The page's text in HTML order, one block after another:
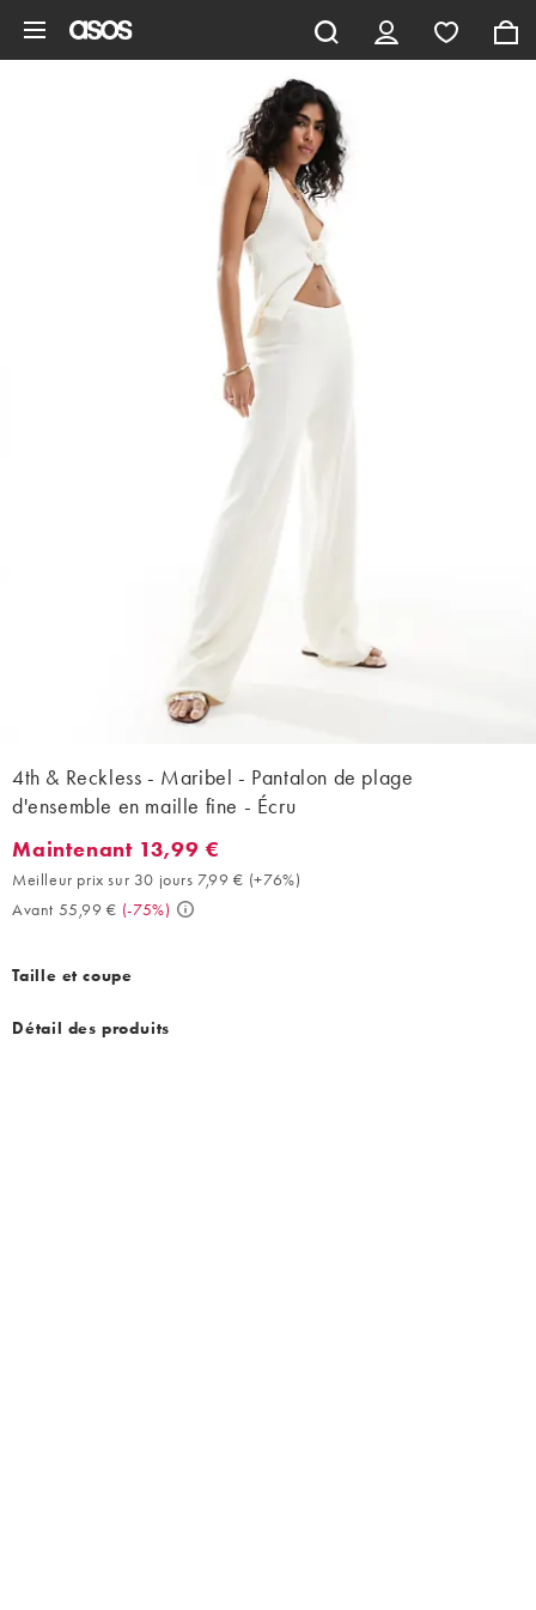
4th & Reckless - Maribel - Pantalon de plage
d'ensemble en maille fine - Écru
Maintenant 13,99 €. Meilleur prix sur 30 jours 7,99 € (+76%).
Maintenant 13,99 €
Meilleur prix sur 30 jours 7,99 € (+76%)
Avant 55,99 € (-75%)
Taille et coupe
Détail des produits